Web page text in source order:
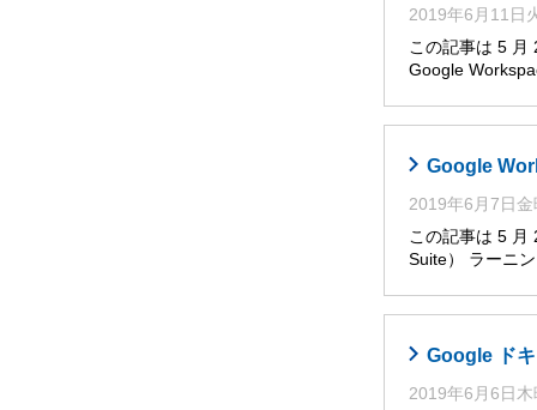
2019年6月11日
この記事は 5 月
Google
Google
2019年6月7日金
この記事は 5 月
Suite） ラーニ
Google ド
2019年6月6日木